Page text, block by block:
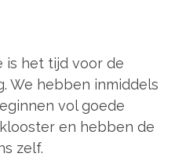
is het tijd voor de
We hebben inmiddels
vol goede
en hebben de
zelf.